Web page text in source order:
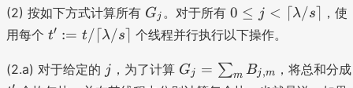
rc
ei
u
m
{i
=
{j
=
M
)
(2) 按如下方式计算所有 G
_
j
Gj 。对于所有 0
\l
e
j
<
0 ≤ j < ⌈λ/s⌉ ，使
用每个 t'
=
t′ := t/⌈λ/s⌉ 个线程并行执行以下操作。
(2.a) 对于给定的 jj ，为了计算 G
_j
Gj = ∑m Bj ,m ，将总和分成